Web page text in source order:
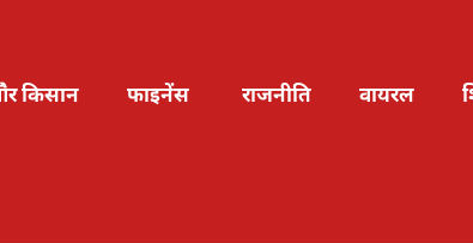
किसान फाइनेंस राजनीति वायरल